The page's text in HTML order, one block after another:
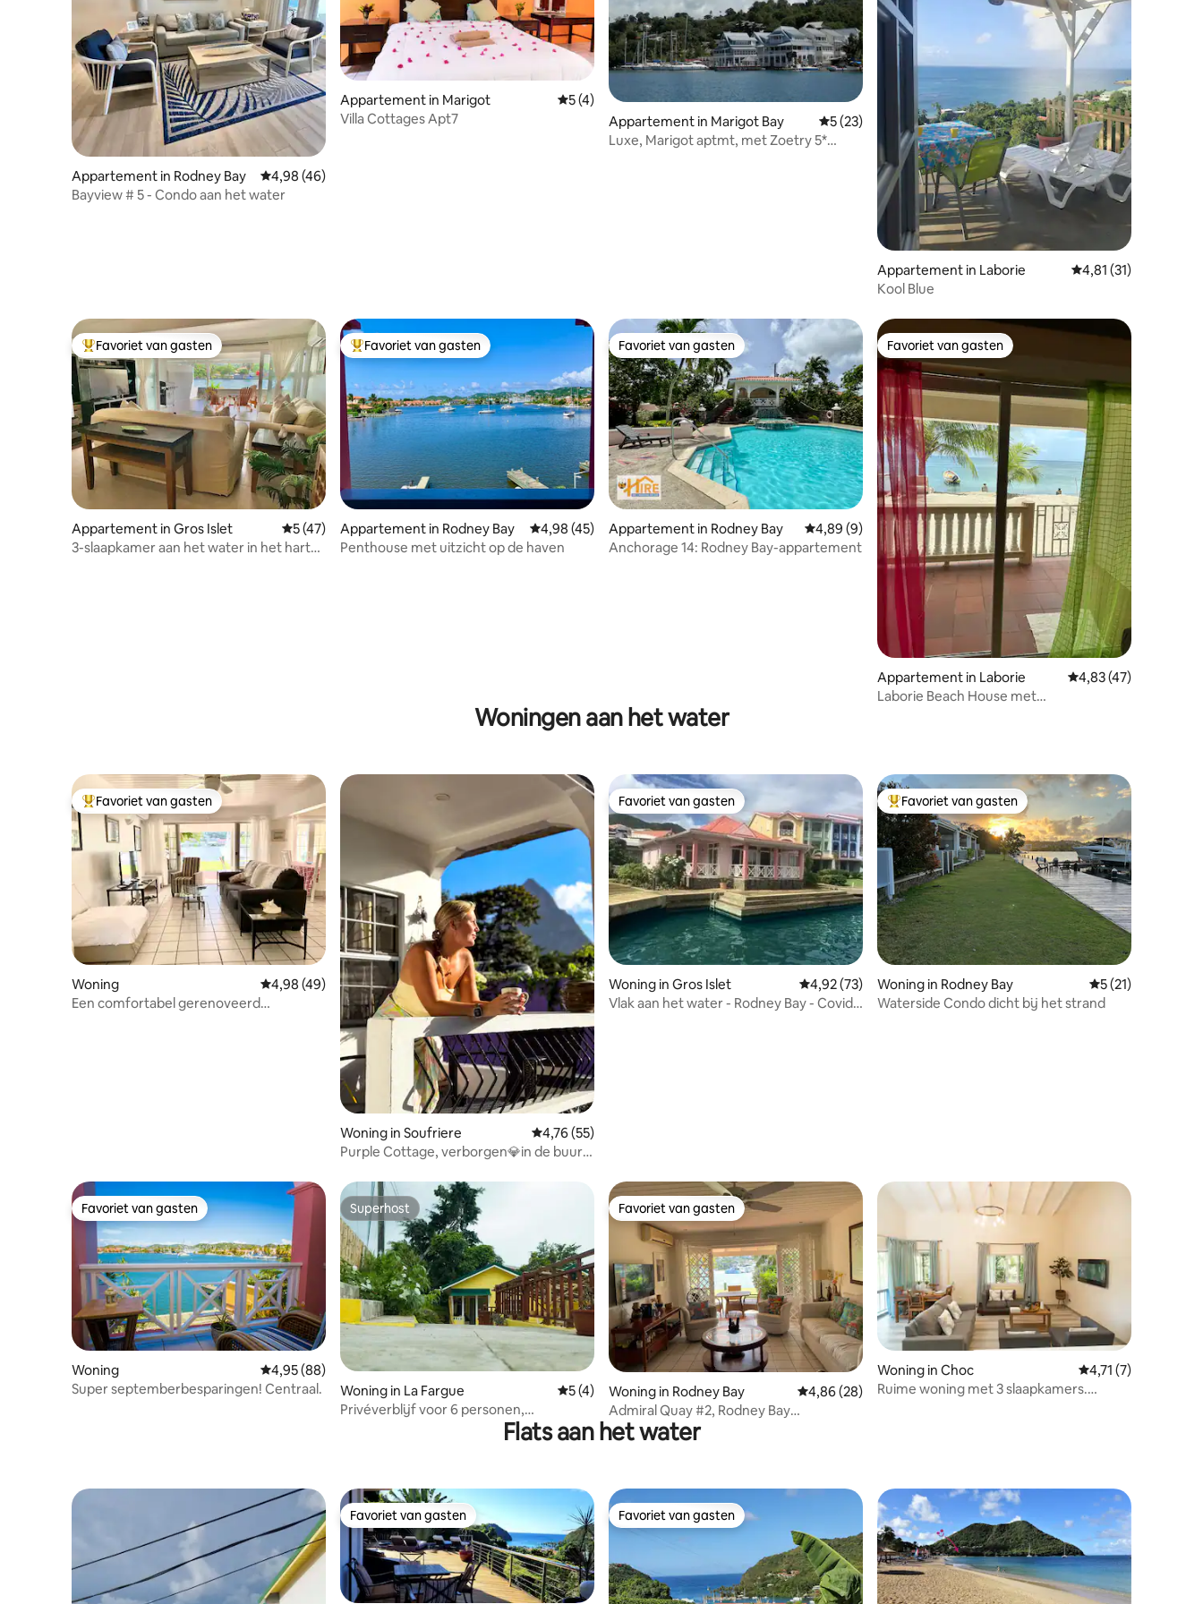
Appartement in Rodney Bay Gemiddelde beoordeling van 4,98 uit 5, 46 recensies
4,98 (46)
Bayview # 5 - Condo aan het water
Appartement in Marigot Gemiddelde beoordeling van 5 uit 5, 4 recensies
5 (4)
Villa Cottages Apt7
Appartement in Marigot Bay Gemiddelde beoordeling van 5 uit 5, 23 recensies
5 (23)
Luxe, Marigot aptmt, met Zoetry 5*
Appartement in Laborie Gemiddelde
4,81 (31)
Kool Blue
Topfavoriet van gasten
Favoriet van gasten
Appartement in Gros Islet Gemiddelde beoordeling van 5 uit 5, 47 recensies
5 (47)
3-slaapkamer aan het water in het hart
Topfavoriet van gasten
Favoriet van gasten
Appartement in Rodney Bay Gemiddelde beoordeling van 4,98 uit 5, 45 recensies
4,98 (45)
Penthouse met uitzicht op de haven
Favoriet van gasten
Favoriet van gasten
Appartement in Rodney Bay Gemiddelde beoordeling van 4,89 uit 5, 9 recensies
4,89 (9)
Anchorage 14: Rodney Bay-appartement
Favoriet van gasten
Favoriet van gasten
Appartement in Laborie Gemiddelde
4,83 (47)
Laborie Beach House met
Woningen aan het water
Topfavoriet van gasten
Favoriet van gasten
Woning Gemiddelde beoordeling van 4,98 uit 5, 49 recensies
4,98 (49)
Een comfortabel gerenoveerd
Woning in Soufriere Gemiddelde beoordeling van 4,76 uit 5, 55 recensies
4,76 (55)
Purple Cottage, verborgen💎in de buurt
Favoriet van gasten
Favoriet van gasten
Woning in Gros Islet Gemiddelde beoordeling van 4,92 uit 5, 73 recensies
4,92 (73)
Vlak aan het water - Rodney Bay - Covid-
Topfavoriet van gasten
Favoriet van gasten
Woning in Rodney Bay Gemiddelde
5 (21)
Waterside Condo dicht bij het strand
Favoriet van gasten
Favoriet van gasten
Woning Gemiddelde beoordeling van 4,95 uit 5, 88 recensies
4,95 (88)
Super septemberbesparingen! Centraal.
Superhost
Superhost
Woning in La Fargue Gemiddelde beoordeling van 5 uit 5, 4 recensies
5 (4)
Privéverblijf voor 6 personen,
airconditioning, patio, buiten
Favoriet van gasten
Favoriet van gasten
Woning in Rodney Bay Gemiddelde beoordeling van 4,86 uit 5, 28 recensies
4,86 (28)
Admiral Quay #2, Rodney Bay
Waterfront in de buurt van het strand
Woning in Choc Gemiddelde
4,71 (7)
Ruime woning met 3 slaapkamers.
Flats aan het water
Favoriet van gasten
Favoriet van gasten Favoriet van gasten
Favoriet van gasten